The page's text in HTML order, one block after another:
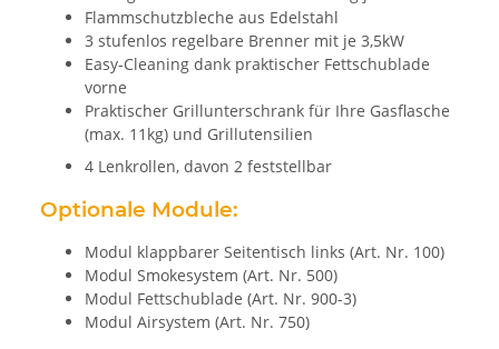
Flammschutzbleche aus Edelstahl
3 stufenlos regelbare Brenner mit je 3,5kW
Easy-Cleaning dank praktischer Fettschublade
vorne
Praktischer Grillunterschrank für Ihre Gasflasche
(max. 11kg) und Grillutensilien
4 Lenkrollen, davon 2 feststellbar
Optionale Module:
Modul klappbarer Seitentisch links (Art. Nr. 100)
Modul Smokesystem (Art. Nr. 500)
Modul Fettschublade (Art. Nr. 900-3)
Modul Airsystem (Art. Nr. 750)